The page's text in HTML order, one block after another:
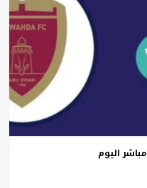
مباشر اليوم